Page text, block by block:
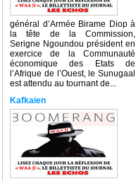
général d’Armée Birame Diop à
la tête de la Commission,
Serigne Ngoundou président en
exercice de la Communauté
économique des Etats de
l’Afrique de l’Ouest, le Sunugaal
est attendu au tournant de...
Kafkaïen